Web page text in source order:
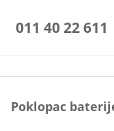
011 40 22 611
Poklopac